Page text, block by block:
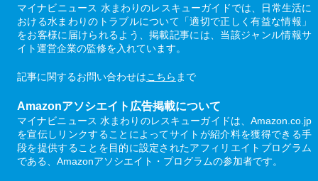
マイナビニュース 水まわりのレスキューガイドでは、日常生活に
おける水まわりのトラブルについて「適切で正しく有益な情報」
をお客様に届けられるよう、掲載記事には、当該ジャンル情報サ
イト運営企業の監修を入れています。
記事に関するお問い合わせはこちら まで
Amazonアソシエイト広告掲載について
マイナビニュース 水まわりのレスキューガイドは、Amazon.co.jp
を宣伝しリンクすることによってサイトが紹介料を獲得できる手
段を提供することを目的に設定されたアフィリエイトプログラム
である、Amazonアソシエイト・プログラムの参加者です。